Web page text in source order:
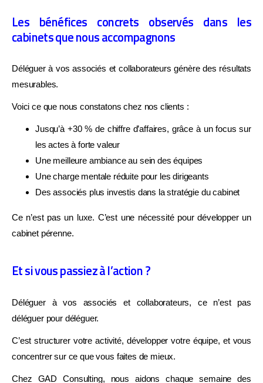
Les bénéfices concrets observés dans les
cabinets que nous accompagnons
Déléguer à vos associés et collaborateurs génère des résultats
mesurables.
Voici ce que nous constatons chez nos clients :
Jusqu’à +30 % de chiffre d’affaires, grâce à un focus sur
les actes à forte valeur
Une meilleure ambiance au sein des équipes
Une charge mentale réduite pour les dirigeants
Des associés plus investis dans la stratégie du cabinet
Ce n’est pas un luxe. C’est une nécessité pour développer un
cabinet pérenne.
Et si vous passiez à l’action ?
Déléguer à vos associés et collaborateurs, ce n’est pas
déléguer pour déléguer.
C’est structurer votre activité, développer votre équipe, et vous
concentrer sur ce que vous faites de mieux.
Chez GAD Consulting, nous aidons chaque semaine des
Rentabilité réelle
Vision à 5 ans
Je fais mon diagnostic gratuit →